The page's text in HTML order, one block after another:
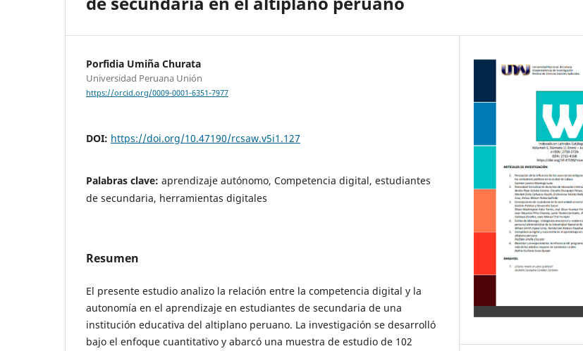
Porfidia Umiña Churata
Universidad Peruana Unión
https://orcid.org/0009-0001-6351-7977
DOI: https://doi.org/10.47190/rcsaw.v5i1.127
Palabras clave: aprendizaje autónomo, Competencia digital, estudiantes
de secundaria, herramientas digitales
Resumen
El presente estudio analizo la relación entre la competencia digital y la
autonomía en el aprendizaje en estudiantes de secundaria de una
institución educativa del altiplano peruano. La investigación se desarrolló
bajo el enfoque cuantitativo y abarcó una muestra de estudio de 102